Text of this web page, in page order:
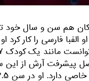
هم سن و سال خود
فارسی را کار کرد
اصل پیشرفت آرش از